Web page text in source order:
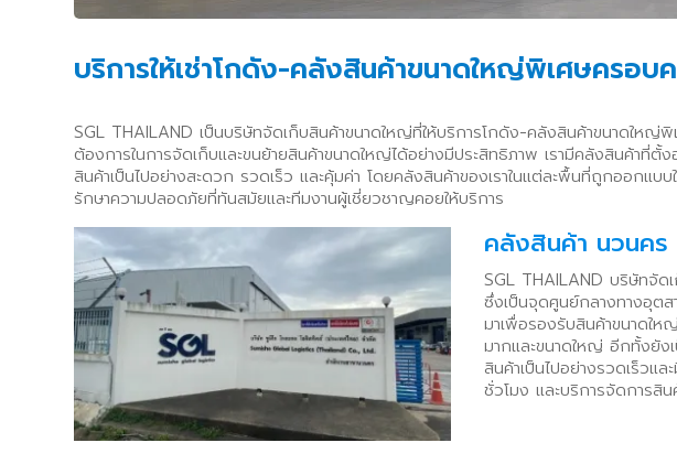
บริการให้เช่าโกดัง-คลังสินค้าขนาดใหญ่พิเศษครอบ
SGL THAILAND เป็นบริษัทจัดเก็บสินค้าขนาดใหญ่ที่ให้บริการโกดัง-คลังสินค้าขนาดให
ต้องการในการจัดเก็บและขนย้ายสินค้าขนาดใหญ่ได้อย่างมีประสิทธิภาพ เรามีคลังสินค้าที่
สินค้าเป็นไปอย่างสะดวก รวดเร็ว และคุ้มค่า โดยคลังสินค้าของเราในแต่ละพื้นที่ถูกออกแ
รักษาความปลอดภัยที่ทันสมัยและทีมงานผู้เชี่ยวชาญคอยให้บริการ
คลังสินค้า นวนคร
SGL THAILAND บริษัทจัด
ซึ่งเป็นจุดศูนย์กลางทางอุตส
มาเพื่อรองรับสินค้าขนาดใ
มากและขนาดใหญ่ อีกทั้งยัง
สินค้าเป็นไปอย่างรวดเร็ว
ชั่วโมง และบริการจัดการสิ